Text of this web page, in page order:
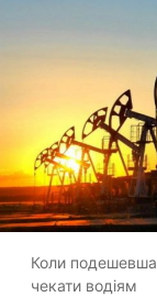
Коли
чекати водіям